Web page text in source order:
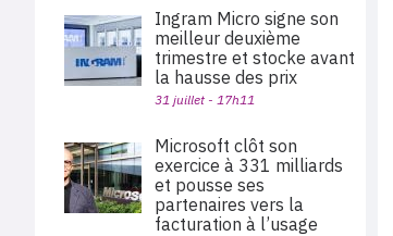
Ingram Micro signe son
meilleur deuxième
trimestre et stocke avant
la hausse des prix
31 juillet - 17h11
Microsoft clôt son
exercice à 331 milliards
et pousse ses
partenaires vers la
facturation à l’usage